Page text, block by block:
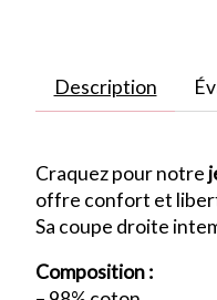
Description
Craquez pour notre
offre confort et
Sa coupe droite
Composition :